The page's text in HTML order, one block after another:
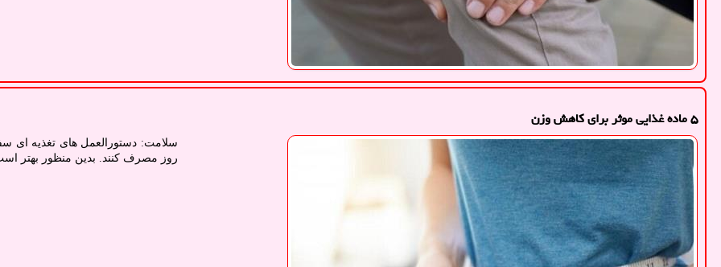
۵ ماده غذایی موثر برای کاهش وزن
روز مصرف کنند. بدین منظور بهتر است